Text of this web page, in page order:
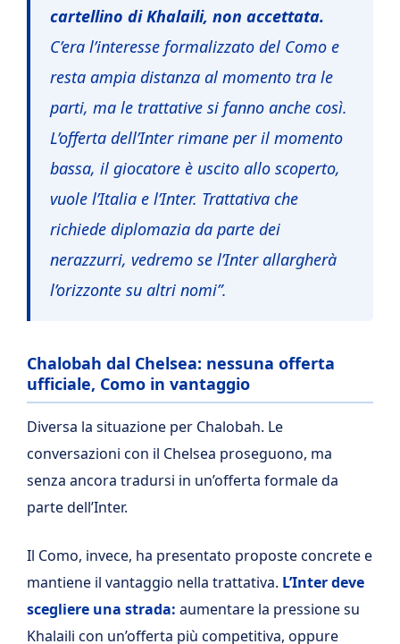
cartellino di Khalaili, non accettata.
C’era l’interesse formalizzato del Como e
resta ampia distanza al momento tra le
parti, ma le trattative si fanno anche così.
L’offerta dell’Inter rimane per il momento
bassa, il giocatore è uscito allo scoperto,
vuole l’Italia e l’Inter. Trattativa che
richiede diplomazia da parte dei
nerazzurri, vedremo se l’Inter allargherà
l’orizzonte su altri nomi”.
Chalobah dal Chelsea: nessuna offerta
ufficiale, Como in vantaggio
Diversa la situazione per Chalobah. Le
conversazioni con il Chelsea proseguono, ma
senza ancora tradursi in un’offerta formale da
parte dell’Inter.
Il Como, invece, ha presentato proposte concrete e
mantiene il vantaggio nella trattativa. L’Inter deve
scegliere una strada: aumentare la pressione su
Khalaili con un’offerta più competitiva, oppure